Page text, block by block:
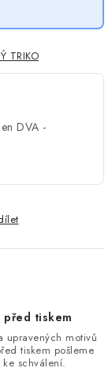
TRIKO
DVA -
před tiskem
upravených motivů
tiskem pošleme
ke schválení.